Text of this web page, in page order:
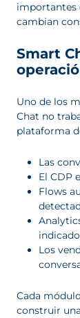
importantes
cambian
Smart
Uno de los
Chat no
plataforma
Las
El CDP
Flows
Los
Cada
construir